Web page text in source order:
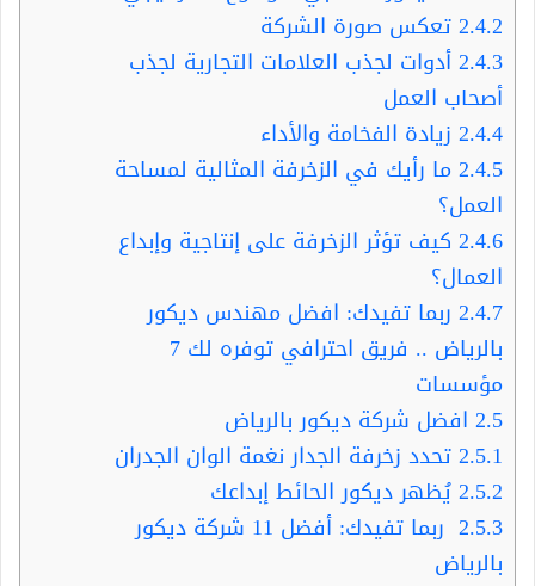
2.4.2تعكس صورة الشركة
2.4.3أدوات لجذب العلامات التجارية لجذب
أصحاب العمل
2.4.4 زيادة الفخامة والأداء
2.4.5ما رأيك في الزخرفة المثالية لمساحة
العمل؟
2.4.6 كيف تؤثر الزخرفة على إنتاجية وإبداع
العمال؟
2.4.7 ربما تفيدك: افضل مهندس ديكور
بالرياض .. فريق احترافي توفره لك 7
مؤسسات
2.5 افضل شركة ديكور بالرياض
2.5.1تحدد زخرفة الجدار نغمة الوان الجدران
2.5.2يُظهر ديكور الحائط إبداعك
2.5.3
ربما تفيدك: أفضل 11 شركة ديكور
بالرياض